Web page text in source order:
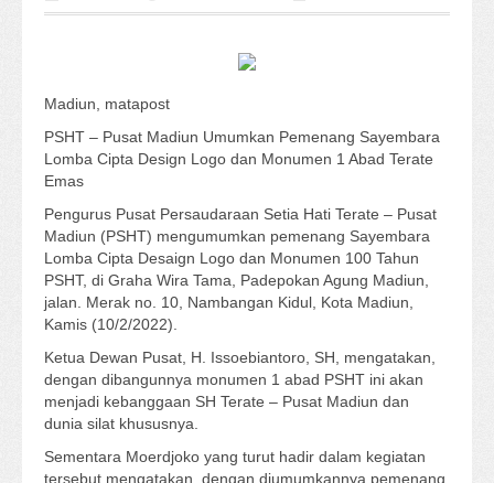
Madiun, matapost
PSHT – Pusat Madiun Umumkan Pemenang Sayembara
Lomba Cipta Design Logo dan Monumen 1 Abad Terate
Emas
Pengurus Pusat Persaudaraan Setia Hati Terate – Pusat
Madiun (PSHT) mengumumkan pemenang Sayembara
Lomba Cipta Desaign Logo dan Monumen 100 Tahun
PSHT, di Graha Wira Tama, Padepokan Agung Madiun,
jalan. Merak no. 10, Nambangan Kidul, Kota Madiun,
Kamis (10/2/2022).
Ketua Dewan Pusat, H. Issoebiantoro, SH, mengatakan,
dengan dibangunnya monumen 1 abad PSHT ini akan
menjadi kebanggaan SH Terate – Pusat Madiun dan
dunia silat khususnya.
Sementara Moerdjoko yang turut hadir dalam kegiatan
tersebut mengatakan, dengan diumumkannya pemenang